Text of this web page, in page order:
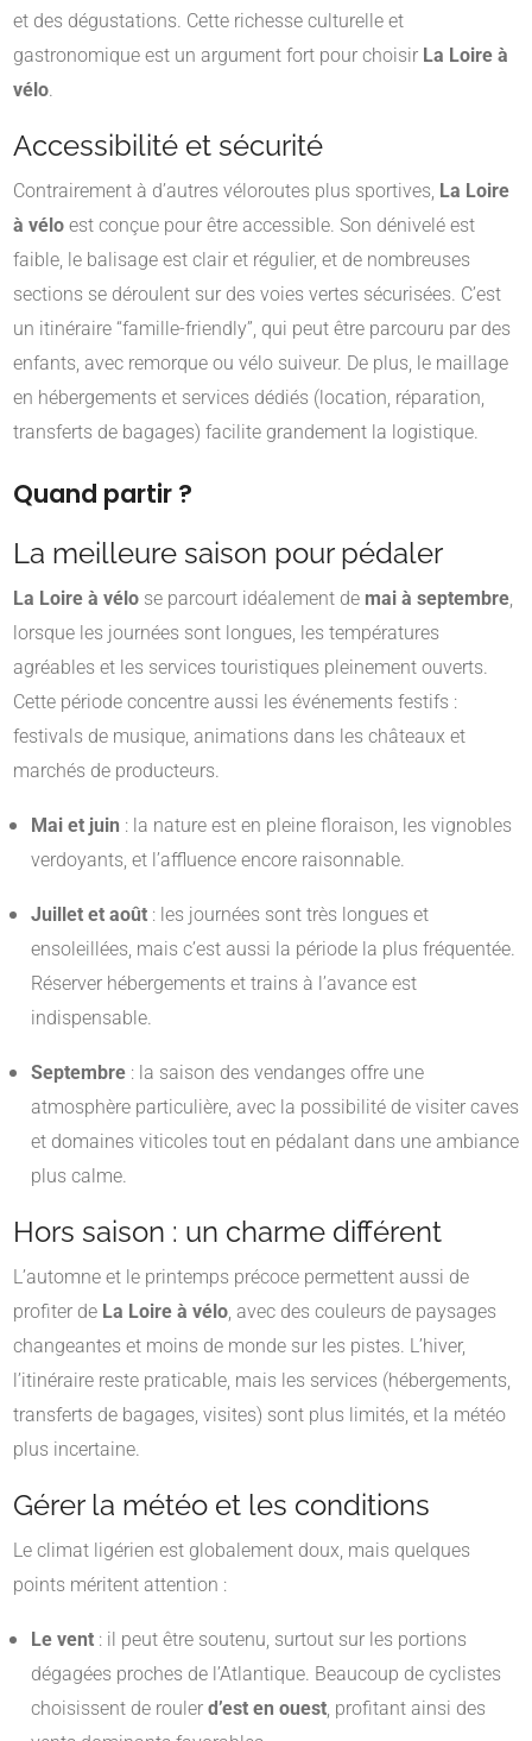
et des dégustations. Cette richesse culturelle et
gastronomique est un argument fort pour choisir La Loire à
vélo.
Accessibilité et sécurité
Contrairement à d’autres véloroutes plus sportives, La Loire
à vélo est conçue pour être accessible. Son dénivelé est
faible, le balisage est clair et régulier, et de nombreuses
sections se déroulent sur des voies vertes sécurisées. C’est
un itinéraire “famille-friendly”, qui peut être parcouru par des
enfants, avec remorque ou vélo suiveur. De plus, le maillage
en hébergements et services dédiés (location, réparation,
transferts de bagages) facilite grandement la logistique.
Quand partir ?
La meilleure saison pour pédaler
La Loire à vélo se parcourt idéalement de mai à septembre,
lorsque les journées sont longues, les températures
agréables et les services touristiques pleinement ouverts.
Cette période concentre aussi les événements festifs :
festivals de musique, animations dans les châteaux et
marchés de producteurs.
Mai et juin : la nature est en pleine floraison, les vignobles
verdoyants, et l’affluence encore raisonnable.
Juillet et août : les journées sont très longues et
ensoleillées, mais c’est aussi la période la plus fréquentée.
Réserver hébergements et trains à l’avance est
indispensable.
Septembre : la saison des vendanges offre une
atmosphère particulière, avec la possibilité de visiter caves
et domaines viticoles tout en pédalant dans une ambiance
plus calme.
Hors saison : un charme différent
L’automne et le printemps précoce permettent aussi de
profiter de La Loire à vélo, avec des couleurs de paysages
changeantes et moins de monde sur les pistes. L’hiver,
l’itinéraire reste praticable, mais les services (hébergements,
transferts de bagages, visites) sont plus limités, et la météo
plus incertaine.
Gérer la météo et les conditions
Le climat ligérien est globalement doux, mais quelques
points méritent attention :
Le vent : il peut être soutenu, surtout sur les portions
dégagées proches de l’Atlantique. Beaucoup de cyclistes
choisissent de rouler d’est en ouest, profitant ainsi des